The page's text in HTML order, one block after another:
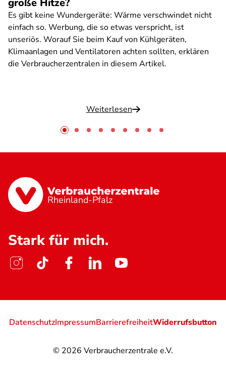
große Hitze?
Es gibt keine Wundergeräte: Wärme verschwindet nicht
einfach so. Werbung, die so etwas verspricht, ist
unseriös. Worauf Sie beim Kauf von Kühlgeräten,
Klimaanlagen und Ventilatoren achten sollten, erklären
die Verbraucherzentralen in diesem Artikel.
Weiterlesen
Rheinland-Pfalz
Stark für mich.
© 2026 Verbraucherzentrale e.V.
DatenschutzImpressumBarrierefreiheitWiderrufsbutton